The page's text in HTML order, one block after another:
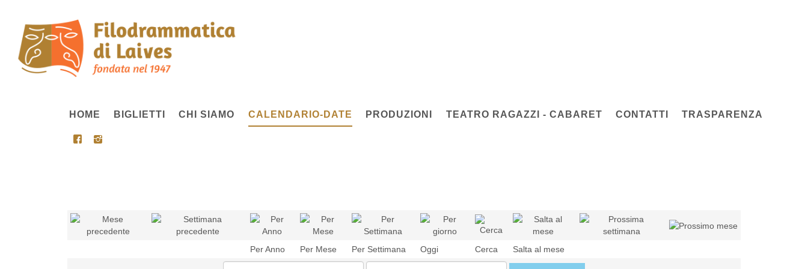
HOME BIGLIETTI CHI SIAMO CALENDARIO-DATE PRODUZIONI TEATRO RAGAZZI - CABARET CONTATTI TRASPARENZA
Per Anno Per Mese Per Settimana Oggi Cerca Salta al mese